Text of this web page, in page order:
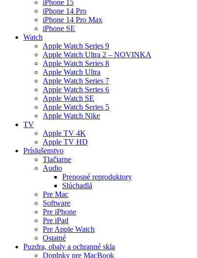
iPhone 15
iPhone 14 Pro
iPhone 14 Pro Max
iPhone SE
Watch
Apple Watch Series 9
Apple Watch Ultra 2 – NOVINKA
Apple Watch Series 8
Apple Watch Ultra
Apple Watch Series 7
Apple Watch Series 6
Apple Watch SE
Apple Watch Series 5
Apple Watch Nike
TV
Apple TV 4K
Apple TV HD
Príslušenstvo
Tlačiarne
Audio
Prenosné reproduktory
Slúchadlá
Pre Mac
Software
Pre iPhone
Pre iPad
Pre Apple Watch
Ostatné
Puzdra, obaly a ochranné skla
Doplnky pre MacBook